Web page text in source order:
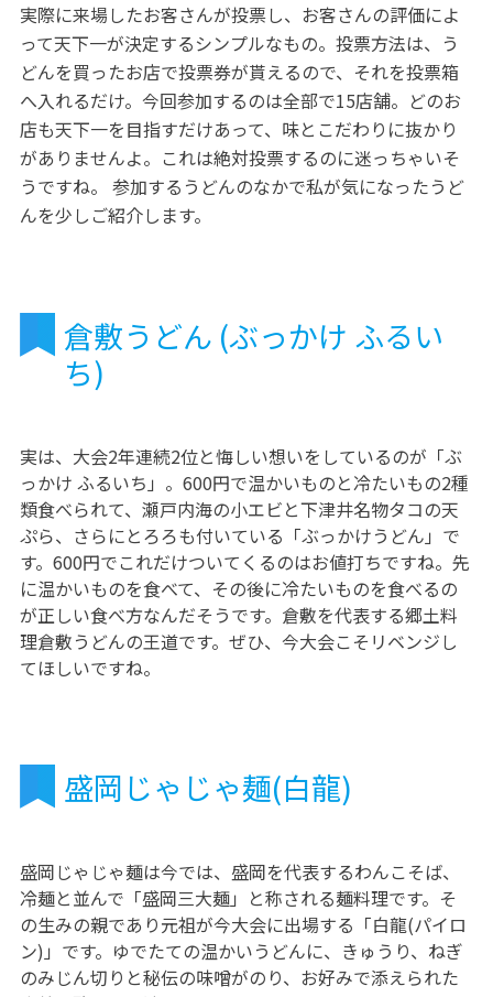
実際に来場したお客さんが投票し、お客さんの評価によ
って天下一が決定するシンプルなもの。投票方法は、う
どんを買ったお店で投票券が貰えるので、それを投票箱
へ入れるだけ。今回参加するのは全部で15店舗。どのお
店も天下一を目指すだけあって、味とこだわりに抜かり
がありませんよ。これは絶対投票するのに迷っちゃいそ
うですね。 参加するうどんのなかで私が気になったうど
んを少しご紹介します。
倉敷うどん (ぶっかけ ふるい
ち)
実は、大会2年連続2位と悔しい想いをしているのが「ぶ
っかけ ふるいち」。600円で温かいものと冷たいもの2種
類食べられて、瀬戸内海の小エビと下津井名物タコの天
ぷら、さらにとろろも付いている「ぶっかけうどん」で
す。600円でこれだけついてくるのはお値打ちですね。先
に温かいものを食べて、その後に冷たいものを食べるの
が正しい食べ方なんだそうです。倉敷を代表する郷土料
理倉敷うどんの王道です。ぜひ、今大会こそリベンジし
てほしいですね。
盛岡じゃじゃ麺(白龍)
盛岡じゃじゃ麺は今では、盛岡を代表するわんこそば、
冷麺と並んで「盛岡三大麺」と称される麺料理です。そ
の生みの親であり元祖が今大会に出場する「白龍(パイロ
ン)」です。ゆでたての温かいうどんに、きゅうり、ねぎ
のみじん切りと秘伝の味噌がのり、お好みで添えられた